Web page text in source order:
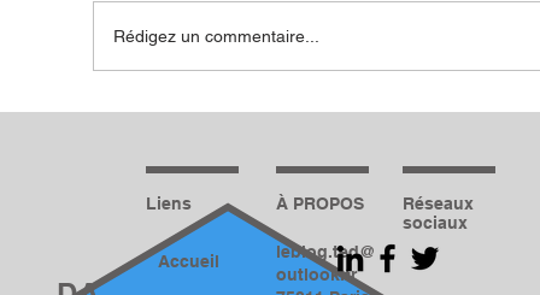
Rédigez un commentaire...
Liens
Accueil
À PROPOS
leblog.ted@
outlook.fr
Réseaux
sociaux